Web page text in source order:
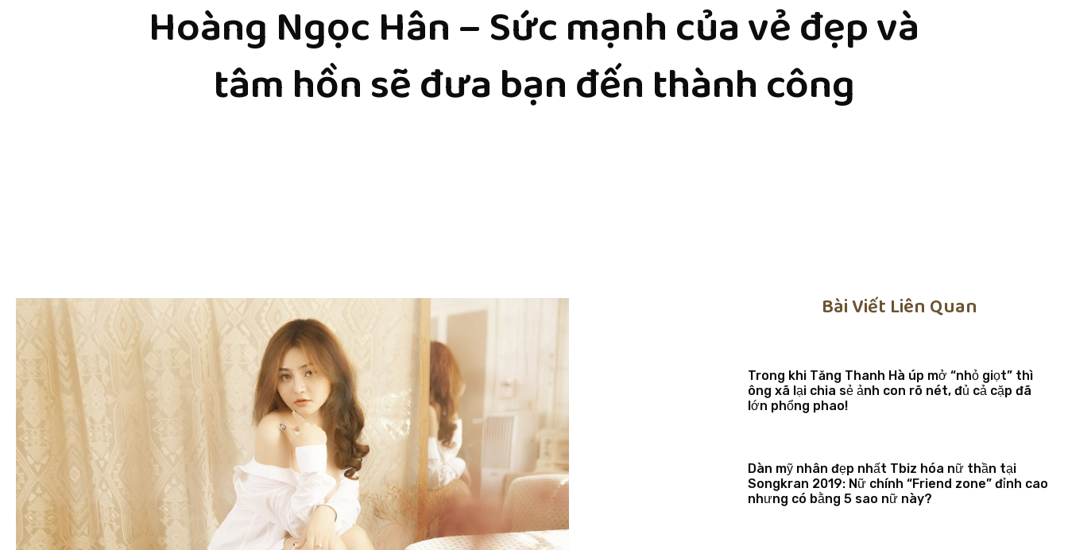
Hoàng Ngọc Hân – Sức mạnh của vẻ đẹp và
tâm hồn sẽ đưa bạn đến thành công
Bài Viết Liên Quan
Trong khi Tăng Thanh Hà úp mở “nhỏ giọt” thì
ông xã lại chia sẻ ảnh con rõ nét, đủ cả cặp đã
lớn phổng phao!
Dàn mỹ nhân đẹp nhất Tbiz hóa nữ thần tại
Songkran 2019: Nữ chính “Friend zone” đỉnh cao
nhưng có bằng 5 sao nữ này?